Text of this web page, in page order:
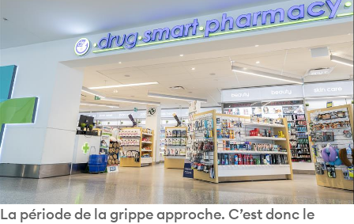
La période de la grippe approche. C’est donc le